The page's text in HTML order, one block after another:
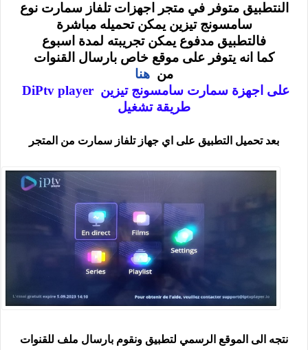
النتطبيق متوفر في متجر اجهزات تلفاز سمارت نوع
سامسونج تيزين يمكن تحميله مباشرة
فالتطبيق مدفوع يمكن تجريبته لمدة اسبوع
كما انه يتوفر على موقع خاص بارسال القنوات
من هنا
طريقة تشغيل
بعد تحميل التطبيق على اي جهاز تلفاز سمارت من المتجر
نتجه الى الموقع الرسمي لتطبيق ونقوم بارسال ملف للقنوات